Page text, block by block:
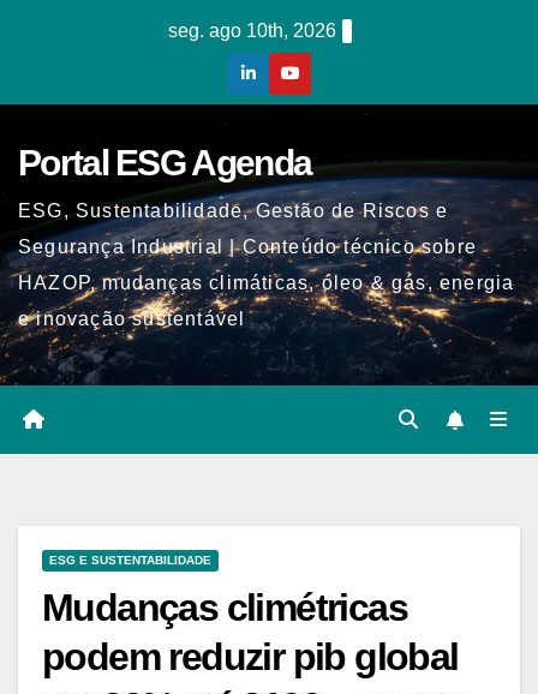
seg. ago 10th, 2026
Portal ESG Agenda
ESG, Sustentabilidade, Gestão de Riscos e
Segurança Industrial | Conteúdo técnico sobre
HAZOP, mudanças climáticas, óleo & gás, energia
e inovação sustentável
ESG E SUSTENTABILIDADE
Mudanças climétricas
podem reduzir pib global